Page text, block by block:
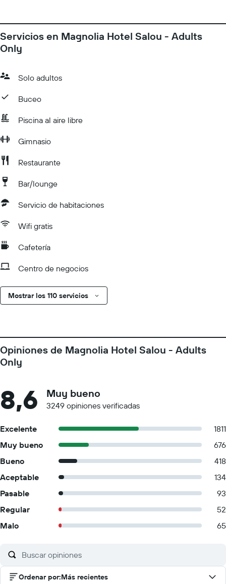
Servicios en Magnolia Hotel Salou - Adults
Only
Solo adultos
Buceo
Piscina al aire libre
Gimnasio
Restaurante
Bar/lounge
Servicio de habitaciones
Wifi gratis
Cafetería
Centro de negocios
Mostrar los 110 servicios
Opiniones de Magnolia Hotel Salou - Adults
Only
8,6 Muy bueno
3249 opiniones verificadas
Excelente
1811
Muy bueno
676
Bueno
418
Aceptable
134
Pasable
93
Regular
52
Malo
65
Ordenar por:Más recientes